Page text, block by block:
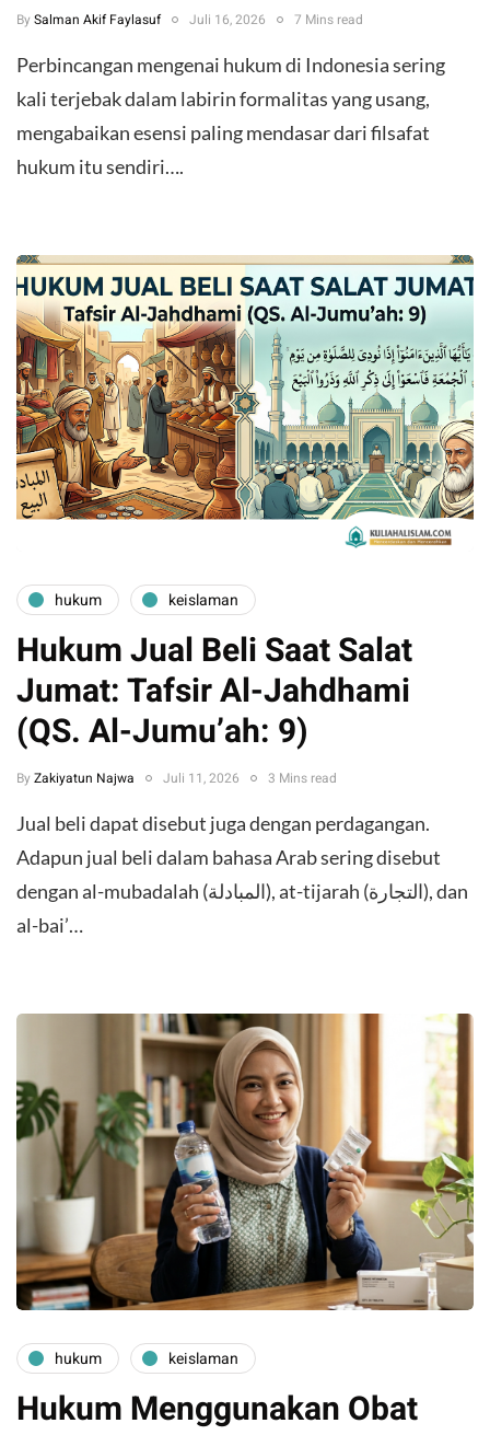
By Salman Akif Faylasuf Juli 16, 2026 7 Mins read
Perbincangan mengenai hukum di Indonesia sering
kali terjebak dalam labirin formalitas yang usang,
mengabaikan esensi paling mendasar dari filsafat
hukum itu sendiri….
hukum keislaman
Hukum Jual Beli Saat Salat
Jumat: Tafsir Al-Jahdhami
(QS. Al-Jumu’ah: 9)
By Zakiyatun Najwa Juli 11, 2026 3 Mins read
Jual beli dapat disebut juga dengan perdagangan.
Adapun jual beli dalam bahasa Arab sering disebut
dengan al-mubadalah (المبادلة), at-tijarah (التجارة), dan
al-bai’…
hukum keislaman
Hukum Menggunakan Obat